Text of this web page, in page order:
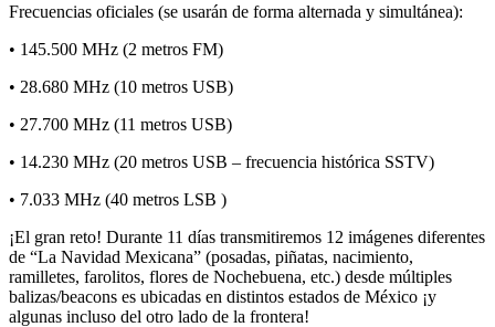
Frecuencias oficiales (se usarán de forma alternada y simultánea):
• 145.500 MHz (2 metros FM)
• 28.680 MHz (10 metros USB)
• 27.700 MHz (11 metros USB)
• 14.230 MHz (20 metros USB – frecuencia histórica SSTV)
• 7.033 MHz (40 metros LSB )
¡El gran reto! Durante 11 días transmitiremos 12 imágenes diferentes
de “La Navidad Mexicana” (posadas, piñatas, nacimiento,
ramilletes, farolitos, flores de Nochebuena, etc.) desde múltiples
balizas/beacons es ubicadas en distintos estados de México ¡y
algunas incluso del otro lado de la frontera!